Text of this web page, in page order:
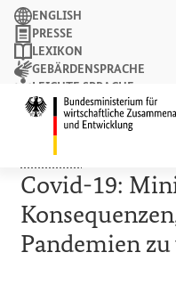
Suchbegriff
Suchen
ENGLISH
PRESSE
LEXIKON
GEBÄRDENSPRACHE
LEICHTE SPRACHE
NEWSLETTER
+++BMZ -TICKER +++
WHO
-
Covid-19:
Pandemien